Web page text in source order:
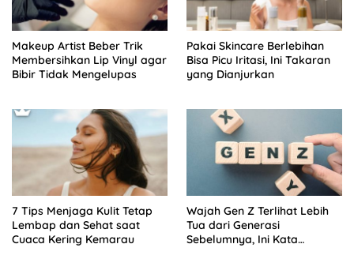
Makeup Artist Beber Trik
Membersihkan Lip Vinyl agar
Bibir Tidak Mengelupas
Pakai Skincare Berlebihan
Bisa Picu Iritasi, Ini Takaran
yang Dianjurkan
7 Tips Menjaga Kulit Tetap
Lembap dan Sehat saat
Cuaca Kering Kemarau
Wajah Gen Z Terlihat Lebih
Tua dari Generasi
Sebelumnya, Ini Kata